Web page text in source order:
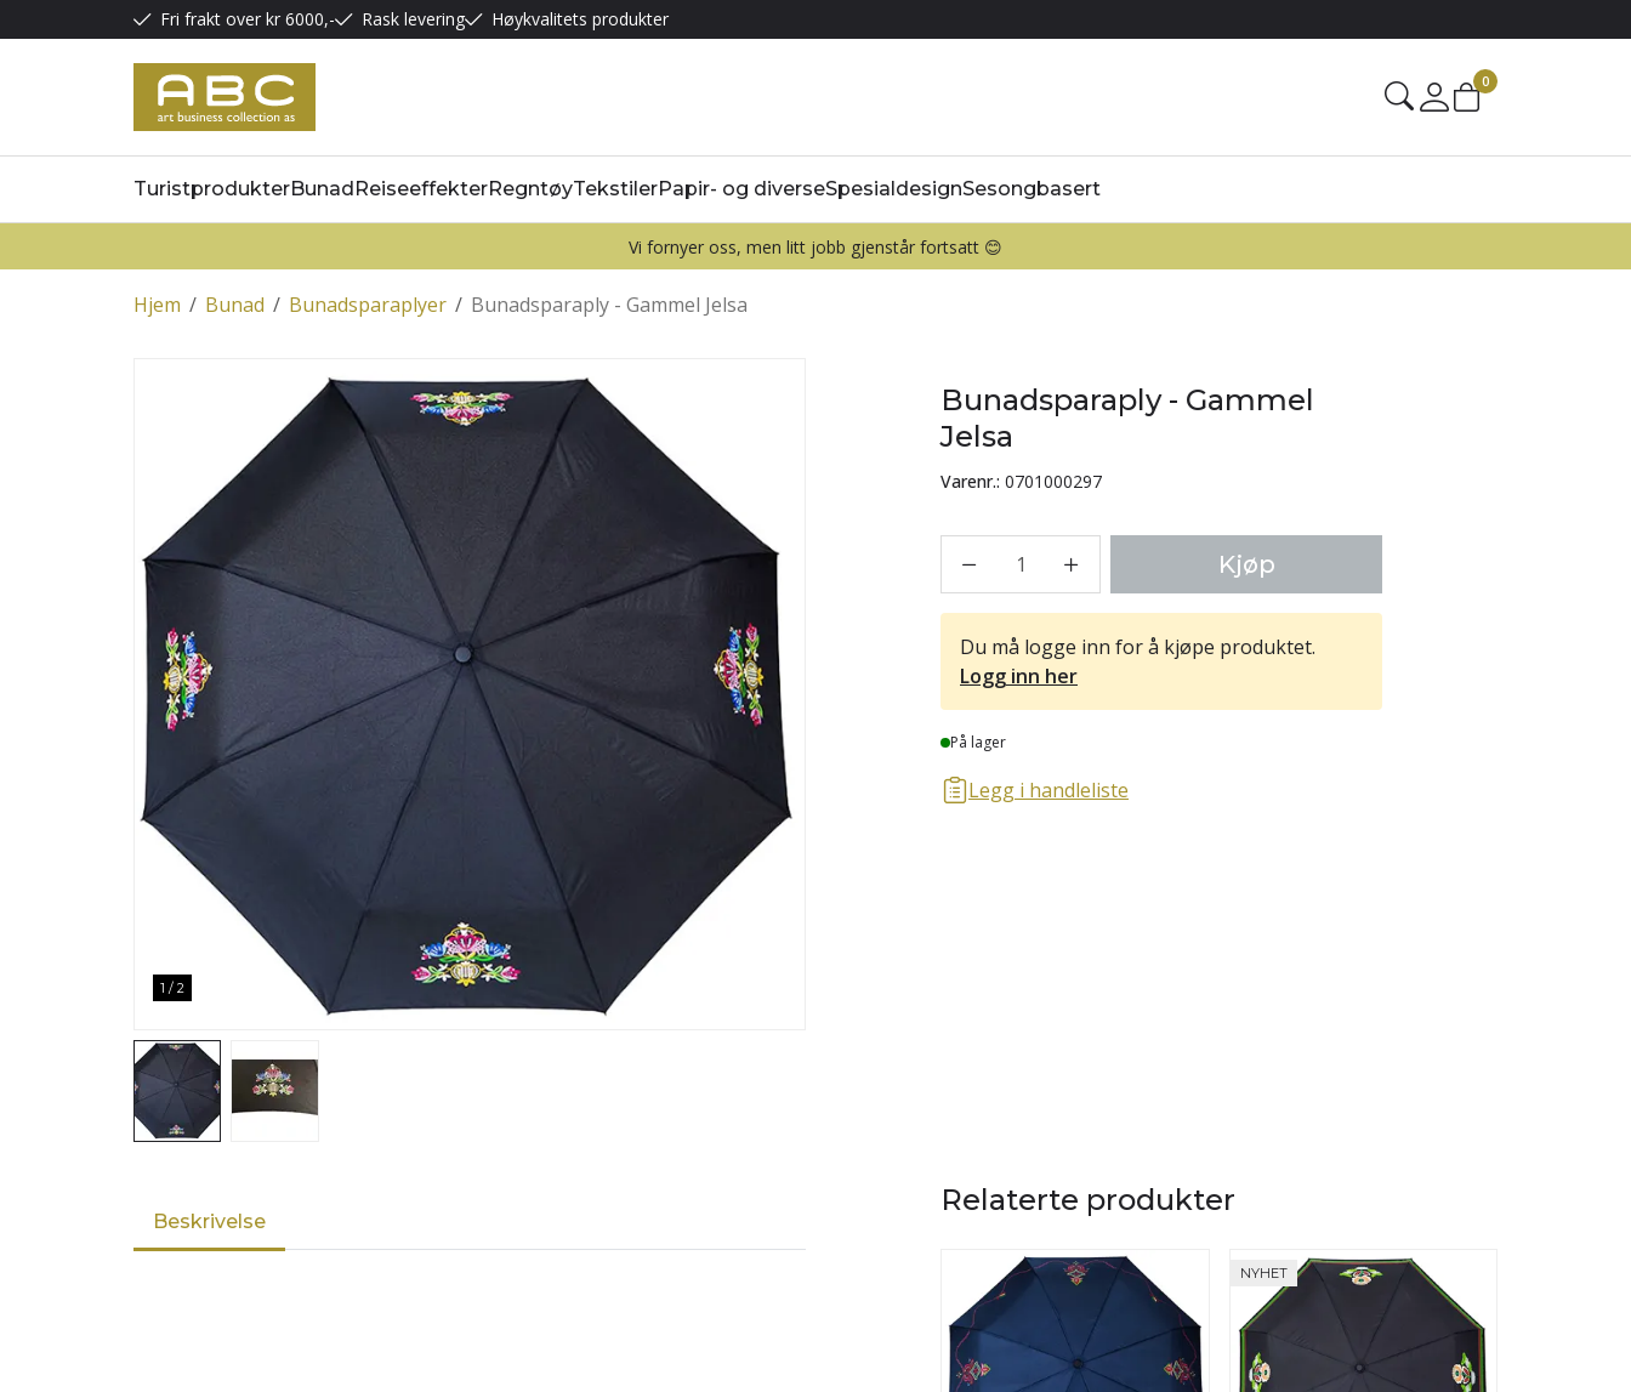
Fri frakt over kr 6000,- Rask levering Høykvalitets produkter
0
TuristprodukterBunadReiseeffekterRegntøyTekstilerPapir- og diverseSpesialdesignSesongbasert
Vi fornyer oss, men litt jobb gjenstår fortsatt 😊
/
Hjem /
Bunad /
Bunadsparaplyer Bunadsparaply - Gammel Jelsa
1 / 2
Bunadsparaply - Gammel
Jelsa
Varenr.: 0701000297
1 Kjøp
Du må logge inn for å kjøpe produktet.
Logg inn her
Lager
På lager
Legg i handleliste
Beskrivelse
Relaterte produkter
NYHET